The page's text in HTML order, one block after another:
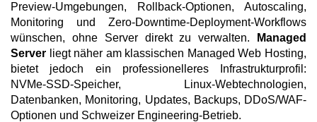
Preview-Umgebungen, Rollback-Optionen, Autoscaling,
Monitoring und Zero-Downtime-Deployment-Workflows
wünschen, ohne Server direkt zu verwalten.
Managed
Server liegt näher am klassischen Managed Web Hosting,
bietet jedoch ein professionelleres Infrastrukturprofil:
NVMe-SSD-Speicher, Linux-Webtechnologien,
Datenbanken, Monitoring, Updates, Backups, DDoS/WAF-
Optionen und Schweizer Engineering-Betrieb.